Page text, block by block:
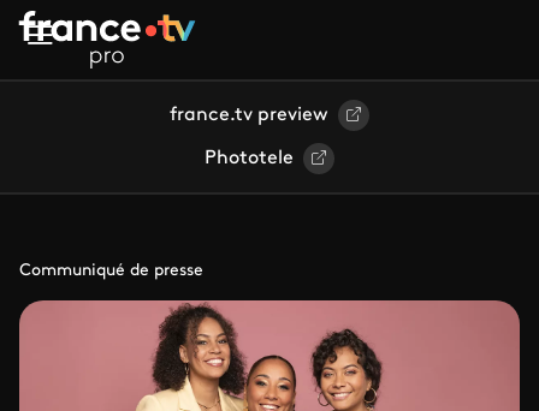
Aller au contenu principal
france.tv preview
Phototele
Communiqué de presse